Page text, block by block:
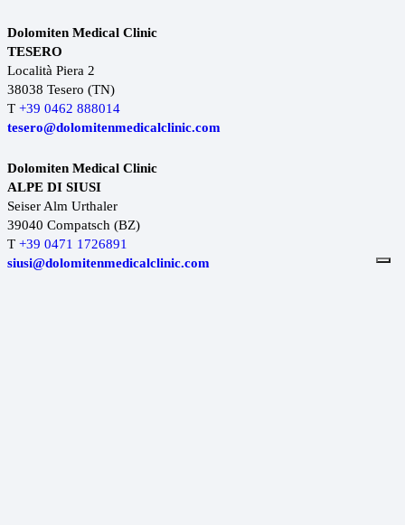
Dolomiten Medical Clinic
TESERO
Località Piera 2
38038 Tesero (TN)
T +39 0462 888014
tesero@dolomitenmedicalclinic.com
Dolomiten Medical Clinic
ALPE DI SIUSI
Seiser Alm Urthaler
39040 Compatsch (BZ)
T +39 0471 1726891
siusi@dolomitenmedicalclinic.com